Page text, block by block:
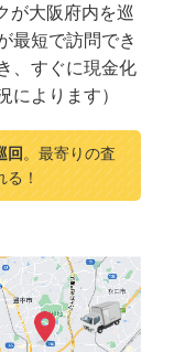
が大阪府内を巡
最短で訪問でき
、すぐに現金化
よります）
回。最寄りの査
る！